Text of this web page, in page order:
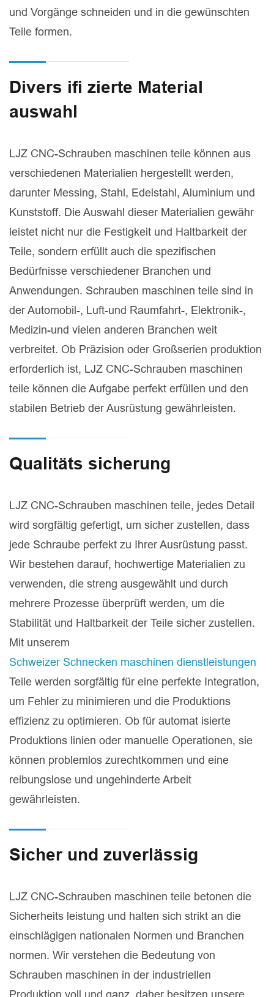
und Vorgänge schneiden und in die gewünschten
Teile formen.
Divers ifi zierte Material
auswahl
LJZ CNC-Schrauben maschinen teile können aus
verschiedenen Materialien hergestellt werden,
darunter Messing, Stahl, Edelstahl, Aluminium und
Kunststoff. Die Auswahl dieser Materialien gewähr
leistet nicht nur die Festigkeit und Haltbarkeit der
Teile, sondern erfüllt auch die spezifischen
Bedürfnisse verschiedener Branchen und
Anwendungen. Schrauben maschinen teile sind in
der Automobil-, Luft-und Raumfahrt-, Elektronik-,
Medizin-und vielen anderen Branchen weit
verbreitet. Ob Präzision oder Großserien produktion
erforderlich ist, LJZ CNC-Schrauben maschinen
teile können die Aufgabe perfekt erfüllen und den
stabilen Betrieb der Ausrüstung gewährleisten.
Qualitäts sicherung
LJZ CNC-Schrauben maschinen teile, jedes Detail
wird sorgfältig gefertigt, um sicher zustellen, dass
jede Schraube perfekt zu Ihrer Ausrüstung passt.
Wir bestehen darauf, hochwertige Materialien zu
verwenden, die streng ausgewählt und durch
mehrere Prozesse überprüft werden, um die
Stabilität und Haltbarkeit der Teile sicher zustellen.
Mit unserem
Schweizer Schnecken maschinen dienstleistungen
Teile werden sorgfältig für eine perfekte Integration,
um Fehler zu minimieren und die Produktions
effizienz zu optimieren. Ob für automat isierte
Produktions linien oder manuelle Operationen, sie
können problemlos zurechtkommen und eine
reibungslose und ungehinderte Arbeit
gewährleisten.
Sicher und zuverlässig
LJZ CNC-Schrauben maschinen teile betonen die
Sicherheits leistung und halten sich strikt an die
einschlägigen nationalen Normen und Branchen
normen. Wir verstehen die Bedeutung von
Schrauben maschinen in der industriellen